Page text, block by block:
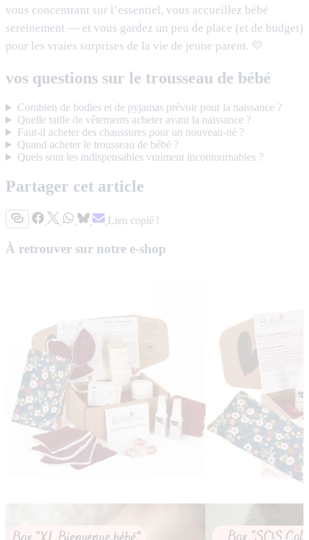
vous concentrant sur l’essentiel, vous accueillez bébé
sereinement — et vous gardez un peu de place (et de budget)
pour les vraies surprises de la vie de jeune parent. 💛
vos questions sur le trousseau de bébé
Combien de bodies et de pyjamas prévoir pour la naissance ?
Quelle taille de vêtements acheter avant la naissance ?
Faut-il acheter des chaussures pour un nouveau-né ?
Quand acheter le trousseau de bébé ?
Quels sont les indispensables vraiment incontournables ?
Partager cet article
Lien copié !
À retrouver sur notre e-shop